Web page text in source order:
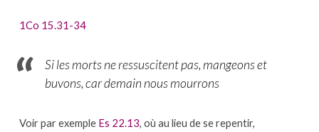
1Co 15.31-34
Si les morts ne ressuscitent pas, mangeons et
buvons, car demain nous mourrons
Voir par exemple Es 22.13, où au lieu de se repentir,